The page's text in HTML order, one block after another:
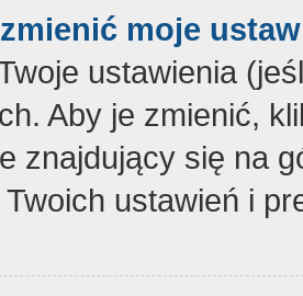
moje
ustawienia
Aby je zmienić,
znajdujący się na
ustawień i